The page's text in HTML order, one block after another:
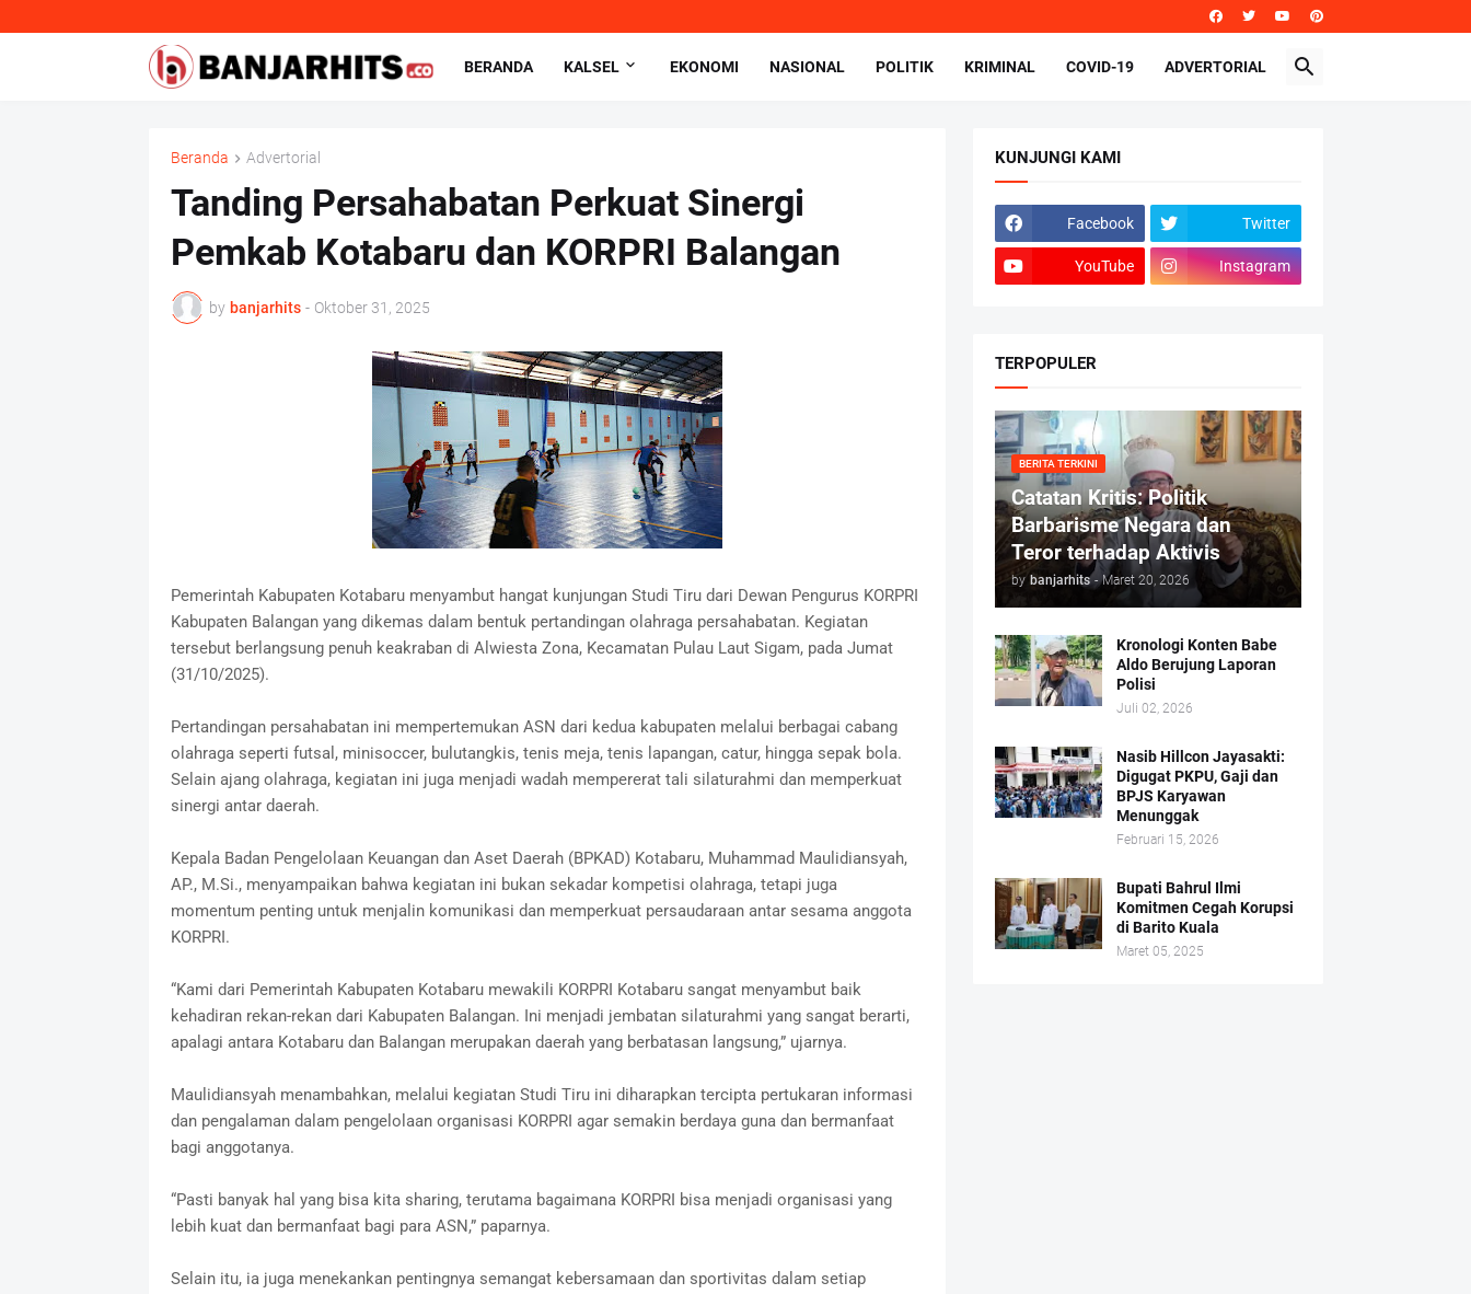
BERANDA KALSEL EKONOMI NASIONAL POLITIK KRIMINAL COVID-19 ADVERTORIAL
Beranda Advertorial
Tanding Persahabatan Perkuat Sinergi
Pemkab Kotabaru dan KORPRI Balangan
by banjarhits - Oktober 31, 2025
Pemerintah Kabupaten Kotabaru menyambut hangat kunjungan Studi Tiru dari Dewan Pengurus KORPRI
Kabupaten Balangan yang dikemas dalam bentuk pertandingan olahraga persahabatan. Kegiatan
tersebut berlangsung penuh keakraban di Alwiesta Zona, Kecamatan Pulau Laut Sigam, pada Jumat
(31/10/2025).
Pertandingan persahabatan ini mempertemukan ASN dari kedua kabupaten melalui berbagai cabang
olahraga seperti futsal, minisoccer, bulutangkis, tenis meja, tenis lapangan, catur, hingga sepak bola.
Selain ajang olahraga, kegiatan ini juga menjadi wadah mempererat tali silaturahmi dan memperkuat
sinergi antar daerah.
Kepala Badan Pengelolaan Keuangan dan Aset Daerah (BPKAD) Kotabaru, Muhammad Maulidiansyah,
AP., M.Si., menyampaikan bahwa kegiatan ini bukan sekadar kompetisi olahraga, tetapi juga
momentum penting untuk menjalin komunikasi dan memperkuat persaudaraan antar sesama anggota
KORPRI.
“Kami dari Pemerintah Kabupaten Kotabaru mewakili KORPRI Kotabaru sangat menyambut baik
kehadiran rekan-rekan dari Kabupaten Balangan. Ini menjadi jembatan silaturahmi yang sangat berarti,
apalagi antara Kotabaru dan Balangan merupakan daerah yang berbatasan langsung,” ujarnya.
Maulidiansyah menambahkan, melalui kegiatan Studi Tiru ini diharapkan tercipta pertukaran informasi
dan pengalaman dalam pengelolaan organisasi KORPRI agar semakin berdaya guna dan bermanfaat
bagi anggotanya.
“Pasti banyak hal yang bisa kita sharing, terutama bagaimana KORPRI bisa menjadi organisasi yang
lebih kuat dan bermanfaat bagi para ASN,” paparnya.
Selain itu, ia juga menekankan pentingnya semangat kebersamaan dan sportivitas dalam setiap
KUNJUNGI KAMI
Facebook Twitter
YouTube Instagram
TERPOPULER
BERITA TERKINI
Catatan Kritis: Politik
Barbarisme Negara dan
Teror terhadap Aktivis
by banjarhits - Maret 20, 2026
Kronologi Konten Babe
Aldo Berujung Laporan
Polisi
Juli 02, 2026
Nasib Hillcon Jayasakti:
Digugat PKPU, Gaji dan
BPJS Karyawan
Menunggak
Februari 15, 2026
Bupati Bahrul Ilmi
Komitmen Cegah Korupsi
di Barito Kuala
Maret 05, 2025